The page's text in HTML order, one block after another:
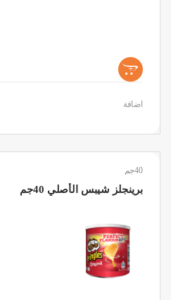
+
اضافة
40جم
برينجلز شيبس الأصلي 40جم